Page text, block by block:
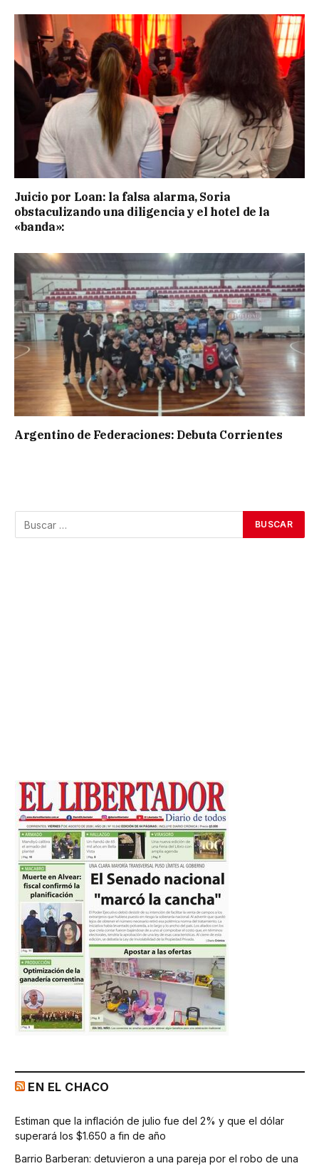
Juicio por Loan: la falsa alarma, Soria
obstaculizando una diligencia y el hotel de la
«banda»:
Argentino de Federaciones: Debuta Corrientes
EN EL CHACO
Estiman que la inflación de julio fue del 2% y que el dólar
superará los $1.650 a fin de año
Barrio Barberan: detuvieron a una pareja por el robo de una